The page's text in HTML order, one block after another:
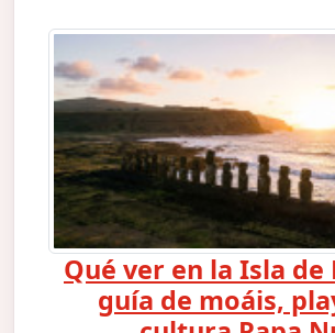
Qué ver en la Isla de
guía de moáis,